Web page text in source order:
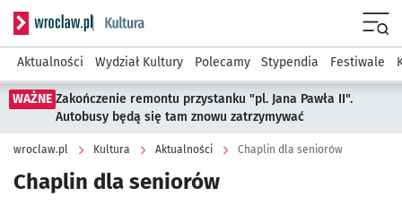
Serwis informacyjny wroclaw.pl podserwis: Kultura
Aktualności Wydział Kultury Polecamy Stypendia Festiwale
WAŻNE Zakończenie remontu przystanku "pl. Jana Pawła II".
Autobusy będą się tam znowu zatrzymywać
wroclaw.pl Kultura Aktualności Chaplin dla seniorów
Chaplin dla seniorów